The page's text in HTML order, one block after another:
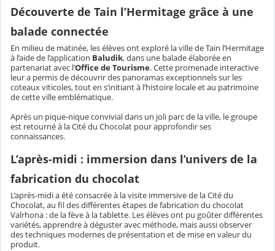
Découverte de Tain l’Hermitage grâce à une
balade connectée
En milieu de matinée, les élèves ont exploré la ville de Tain l’Hermitage
à l’aide de l’application Baludik, dans une balade élaborée en
partenariat avec l’Office de Tourisme. Cette promenade interactive
leur a permis de découvrir des panoramas exceptionnels sur les
coteaux viticoles, tout en s’initiant à l’histoire locale et au patrimoine
de cette ville emblématique.
Après un pique-nique convivial dans un joli parc de la ville, le groupe
est retourné à la Cité du Chocolat pour approfondir ses
connaissances.
L’après-midi : immersion dans l’univers de la
fabrication du chocolat
L’après-midi a été consacrée à la visite immersive de la Cité du
Chocolat, au fil des différentes étapes de fabrication du chocolat
Valrhona : de la fève à la tablette. Les élèves ont pu goûter différentes
variétés, apprendre à déguster avec méthode, mais aussi observer
des techniques modernes de présentation et de mise en valeur du
produit.